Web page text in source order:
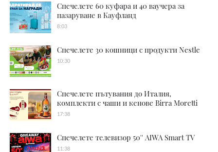
Спечелете 60 куфара и 40 ваучера за
пазаруване в Кауфланд
8:03
Спечелете 30 кошници с продукти Nestle
10:30
Спечелете пътувания до Италия,
комплекти с чаши и кенове Birra Moretti
17:38
Спечелете телевизор 50'' AIWA Smart TV
11:38